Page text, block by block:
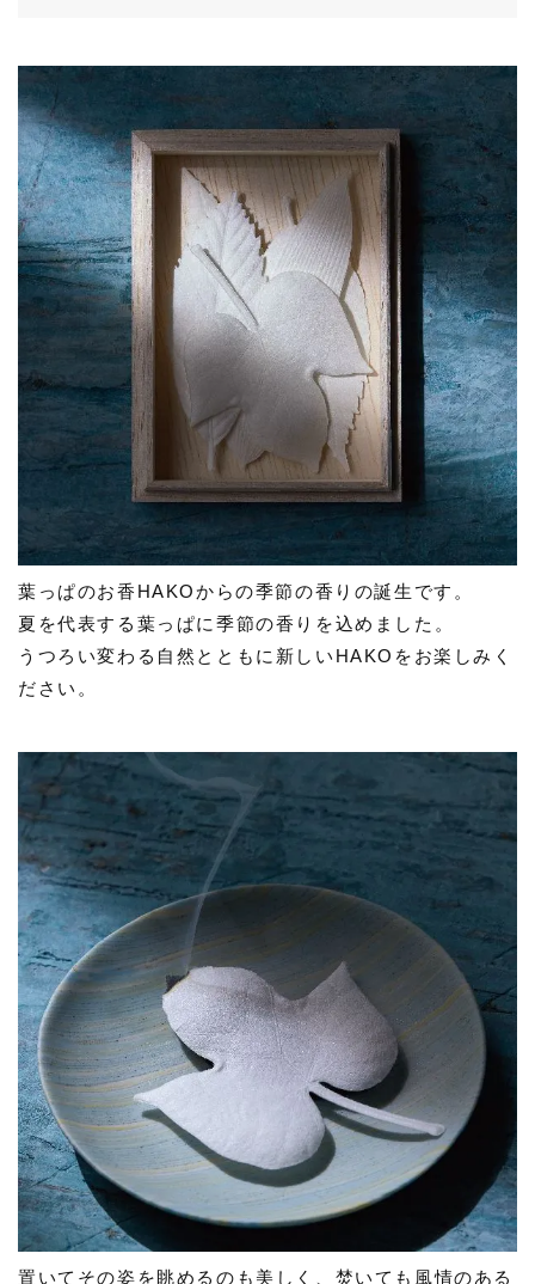
葉っぱのお香HAKOからの季節の香りの誕生です。
夏を代表する葉っぱに季節の香りを込めました。
うつろい変わる自然とともに新しいHAKOをお楽しみく
ださい。
置いてその姿を眺めるのも美しく、焚いても風情のある